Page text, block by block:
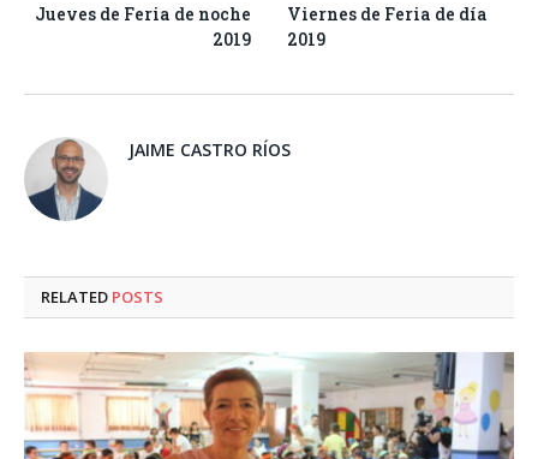
Jueves de Feria de noche
2019
Viernes de Feria de día
2019
JAIME CASTRO RÍOS
RELATED POSTS